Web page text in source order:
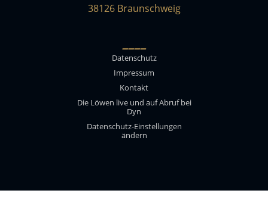
38126 Braunschweig
____
Datenschutz
Impressum
Kontakt
Die Löwen live und auf Abruf bei
Dyn
Datenschutz-Einstellungen
ändern